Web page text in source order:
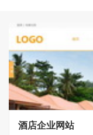
酒店企业网站